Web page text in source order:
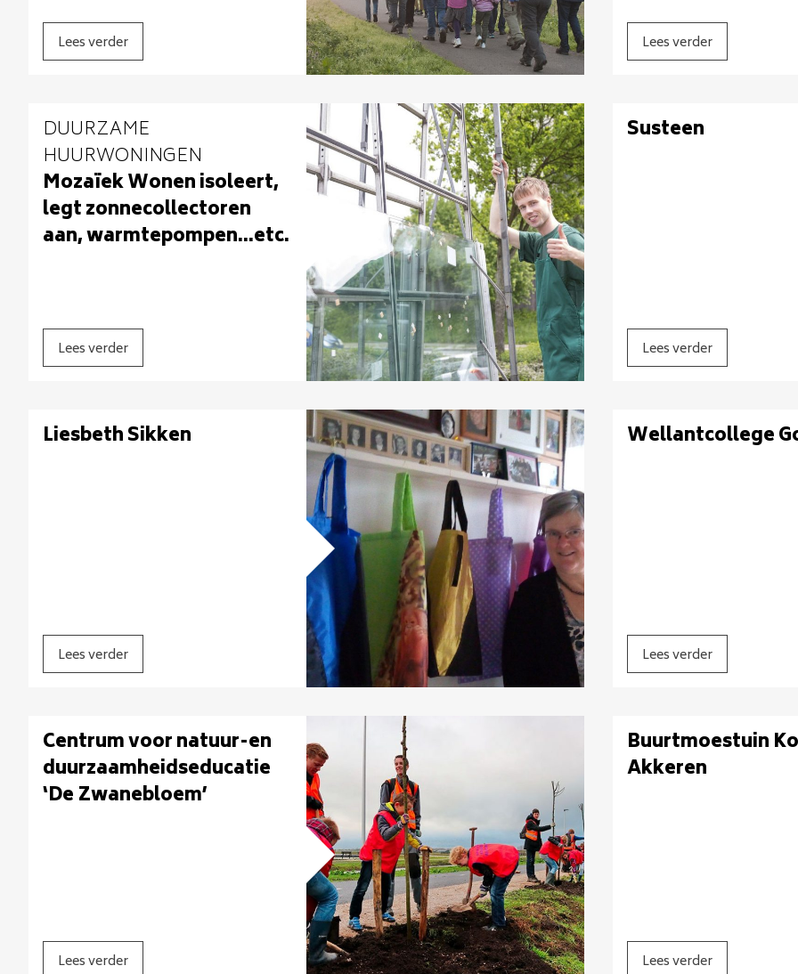
Lees verder Lees verder
DUURZAME
HUURWONINGEN
​Mozaïek Wonen isoleert,
legt zonnecollectoren
aan, warmtepompen...etc.
Lees verder
Susteen
Lees verder
Liesbeth Sikken
Lees verder
Wellantcollege
Lees verder
Centrum voor natuur-en
duurzaamheidseducatie
‘De Zwanebloem’
Lees verder
Buurtmoestuin
Akkeren
Lees verder